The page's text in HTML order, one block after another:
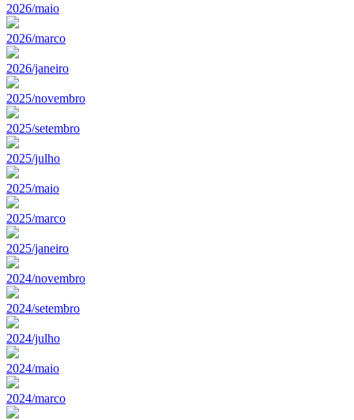
2026/maio
2026/marco
2026/janeiro
2025/novembro
2025/setembro
2025/julho
2025/maio
2025/marco
2025/janeiro
2024/novembro
2024/setembro
2024/julho
2024/maio
2024/marco